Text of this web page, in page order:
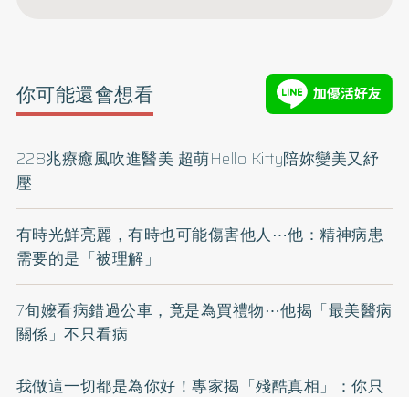
你可能還會想看
228兆療癒風吹進醫美 超萌Hello Kitty陪妳變美又紓
壓
有時光鮮亮麗，有時也可能傷害他人⋯他：精神病患
需要的是「被理解」
7旬嬤看病錯過公車，竟是為買禮物⋯他揭「最美醫病
關係」不只看病
我做這一切都是為你好！專家揭「殘酷真相」：你只